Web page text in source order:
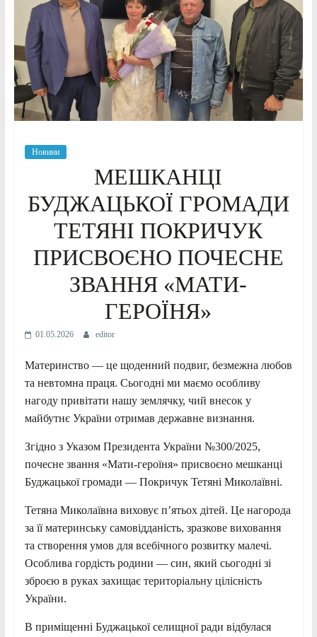
Новини
МЕШКАНЦІ
БУДЖАЦЬКОЇ ГРОМАДИ
ТЕТЯНІ ПОКРИЧУК
ПРИСВОЄНО ПОЧЕСНЕ
ЗВАННЯ «МАТИ-
ГЕРОЇНЯ»
01.05.2026 editor
Материнство — це щоденний подвиг, безмежна любов
та невтомна праця. Сьогодні ми маємо особливу
нагоду привітати нашу землячку, чий внесок у
майбутнє України отримав державне визнання.
Згідно з Указом Президента України №300/2025,
почесне звання «Мати-героїня» присвоєно мешканці
Буджацької громади — Покричук Тетяні Миколаївні.
Тетяна Миколаївна виховує п’ятьох дітей. Це нагорода
за її материнську самовідданість, зразкове виховання
та створення умов для всебічного розвитку малечі.
Особлива гордість родини — син, який сьогодні зі
зброєю в руках захищає територіальну цілісність
України.
В приміщенні Буджацької селищної ради відбулася